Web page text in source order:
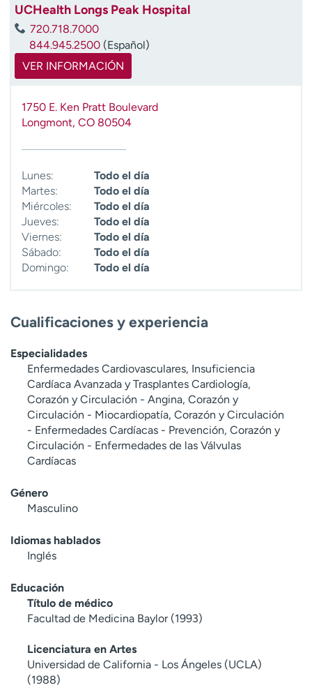
UCHealth Longs Peak Hospital
720.718.7000
844.945.2500 (Español)
VER INFORMACIÓN
1750 E. Ken Pratt Boulevard
Longmont, CO 80504
Lunes:
Todo el día
Martes:
Todo el día
Miércoles:
Todo el día
Jueves:
Todo el día
Viernes:
Todo el día
Sábado:
Todo el día
Domingo:
Todo el día
Cualificaciones y experiencia
Especialidades
Enfermedades Cardiovasculares, Insuficiencia
Cardíaca Avanzada y Trasplantes Cardiología,
Corazón y Circulación - Angina, Corazón y
Circulación - Miocardiopatía, Corazón y Circulación
- Enfermedades Cardíacas - Prevención, Corazón y
Circulación - Enfermedades de las Válvulas
Cardíacas
Género
Masculino
Idiomas hablados
Inglés
Educación
Título de médico
Facultad de Medicina Baylor (1993)
Licenciatura en Artes
Universidad de California - Los Ángeles (UCLA)
(1988)